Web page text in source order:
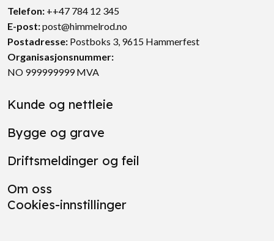
Telefon: ++47 784 12 345
E-post:post@himmelrod.no
Postadresse: Postboks 3, 9615 Hammerfest
Organisasjonsnummer:
NO 999999999 MVA
Kunde og nettleie
Bygge og grave
Driftsmeldinger og feil
Om oss
Cookies-innstillinger